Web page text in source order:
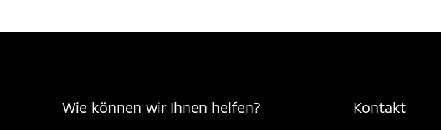
Wie können wir Ihnen helfen? Kontakt